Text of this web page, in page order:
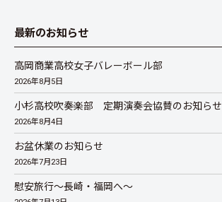
最新のお知らせ
高岡商業高校女子バレーボール部
2026年8月5日
小杉高校吹奏楽部 定期演奏会協賛のお知らせ
2026年8月4日
お盆休業のお知らせ
2026年7月23日
慰安旅行～長崎・福岡へ～